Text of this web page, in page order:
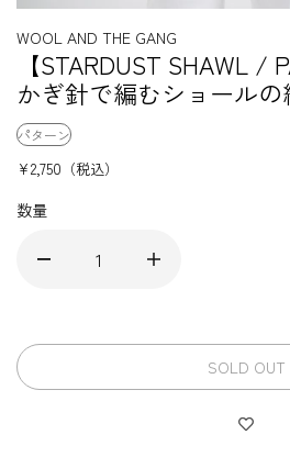
WOOL AND THE GANG
【STARDUST SHAWL /
かぎ針で編むショール
パターン
¥2,750 （税込）
数量
SOLD OUT